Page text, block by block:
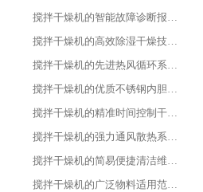
搅拌干燥机的智能故障诊断报警系统
搅拌干燥机的高效除湿干燥技术应用
搅拌干燥机的先进热风循环系统设计
搅拌干燥机的优质不锈钢内胆材质优势
搅拌干燥机的精准时间控制干燥策略
搅拌干燥机的强力通风散热系统功能
搅拌干燥机的简易便捷清洁维护方式
搅拌干燥机的广泛物料适用范围表现